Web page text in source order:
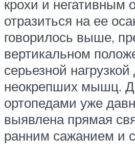
крохи и негативным
отразиться на ее
говорилось выше,
вертикальном
серьезной нагрузкой
неокрепших мышц.
ортопедами уже
выявлена прямая
ранним сажанием и